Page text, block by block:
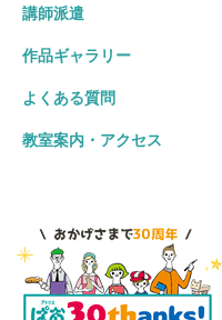
講師派遣
作品ギャラリー
よくある質問
教室案内・アクセス